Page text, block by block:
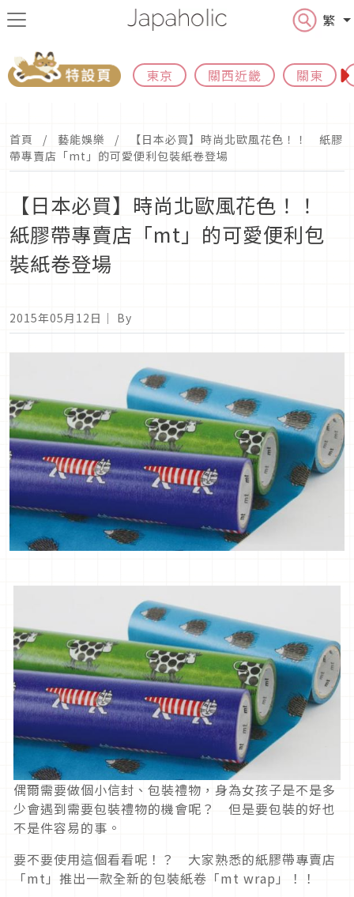
繁
東京 關西近畿 關東
首頁 藝能娛樂
【日本必買】時尚北歐風花色！！ 紙膠
帶專賣店「mt」的可愛便利包裝紙卷登場
【日本必買】時尚北歐風花色！！
紙膠帶專賣店「mt」的可愛便利包
裝紙卷登場
2015年05月12日 ｜ By
偶爾需要做個小信封、包裝禮物，身為女孩子是不是多
少會遇到需要包裝禮物的機會呢？ 但是要包裝的好也
不是件容易的事。
要不要使用這個看看呢！？ 大家熟悉的紙膠帶專賣店
「mt」推出一款全新的包裝紙卷「mt wrap」！！